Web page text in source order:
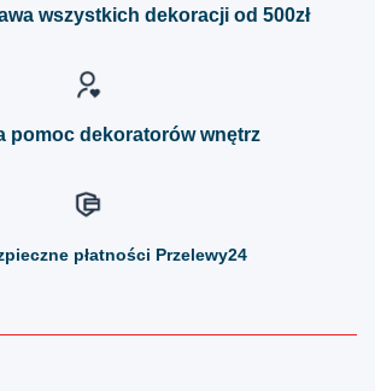
wszystkich dekoracji od 500zł
pomoc dekoratorów wnętrz
płatności Przelewy24